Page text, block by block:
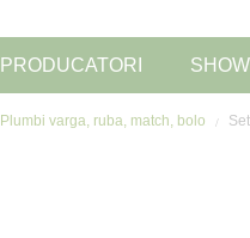
PRODUCATORI
Plumbi varga, ruba, match, bolo